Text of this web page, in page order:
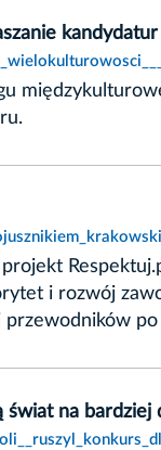
kandydatur
i rozwój
przewodników
świat na bardziej